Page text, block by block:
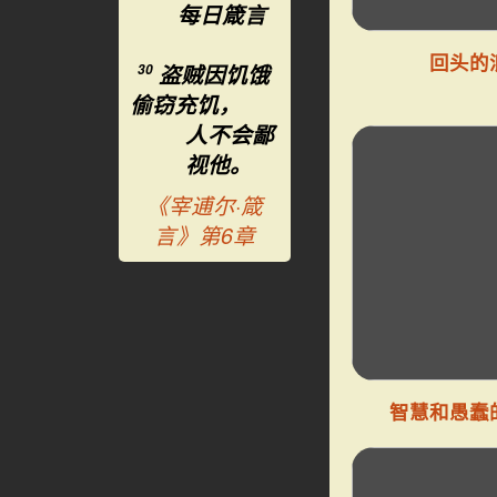
回头的
智慧和愚蠢
每日箴言
30 盗贼因饥饿
偷窃充饥，
人不会鄙
视他。
《宰逋尔·箴
言》第6章